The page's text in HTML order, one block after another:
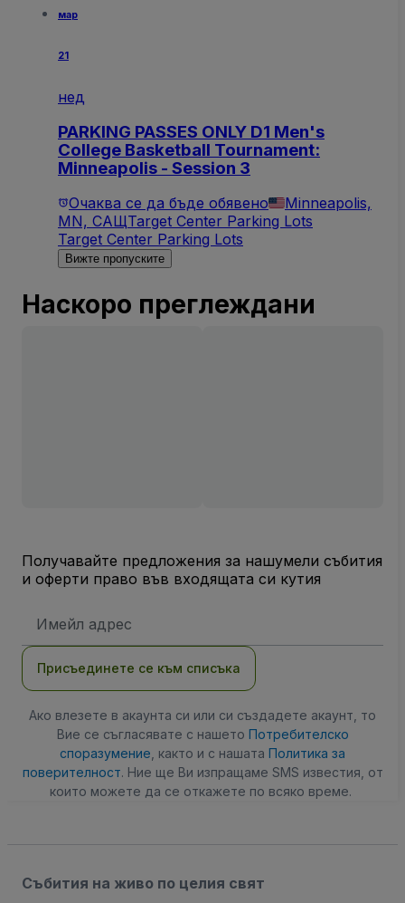
мар
21
нед
PARKING PASSES ONLY D1 Men's
College Basketball Tournament:
Minneapolis - Session 3
Очаква се да бъде обявено
Minneapolis,
MN, САЩTarget Center Parking Lots
Target Center Parking Lots
Вижте пропуските
Наскоро преглеждани
Получавайте предложения за нашумели събития
и оферти право във входящата си кутия
адрес
Присъединете се към списъка
Ако влезете в акаунта си или си създадете акаунт, то
Вие се съгласявате с нашето Потребителско
споразумение , както и с нашата Политика за
поверителност. Ние ще Ви изпращаме SMS известия, от
които можете да се откажете по всяко време.
Събития на живо по целия свят